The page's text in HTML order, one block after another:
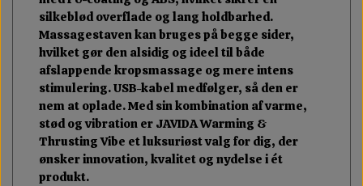
silkeblød overflade og lang holdbarhed.
Massagestaven kan bruges på begge sider,
hvilket gør den alsidig og ideel til både
afslappende kropsmassage og mere intens
stimulering. USB-kabel medfølger, så den er
nem at oplade. Med sin kombination af varme,
stød og vibration er JAVIDA Warming &
Thrusting Vibe et luksuriøst valg for dig, der
ønsker innovation, kvalitet og nydelse i ét
produkt.